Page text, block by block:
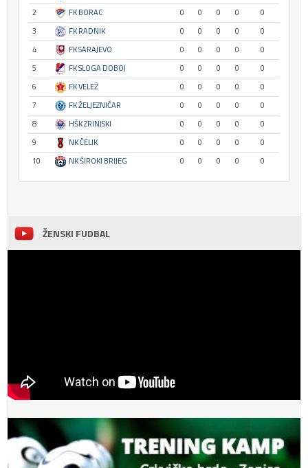
2
FK BORAC 0 0 0 0
0
3
FK RADNIK 0 0 0 0
0
4
FK SARAJEVO 0 0 0 0
0
5
FK SLOGA DOBOJ 0 0 0 0
0
6
FK VELEŽ 0 0 0 0
0
7
FK ŽELJEZNIČAR 0 0 0 0
0
8
HŠK ZRINJSKI 0 0 0 0
0
9
NK ČELIK 0 0 0 0
0
10
NK ŠIROKI BRIJEG 0 0 0 0 0
ŽENSKI FUDBAL